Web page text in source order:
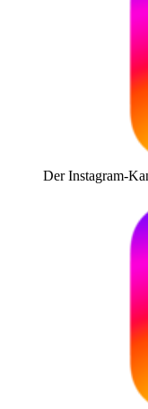
Der Instagram-